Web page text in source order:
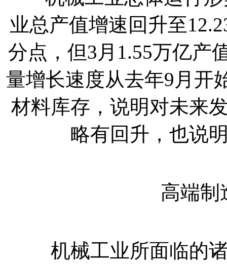
业总产值增速回升至
分点，但3月1.55万亿产
量增长速度从去年9月开
材料库存，说明对未来
略有回升，也说
高端制造
机械工业所面临的诸